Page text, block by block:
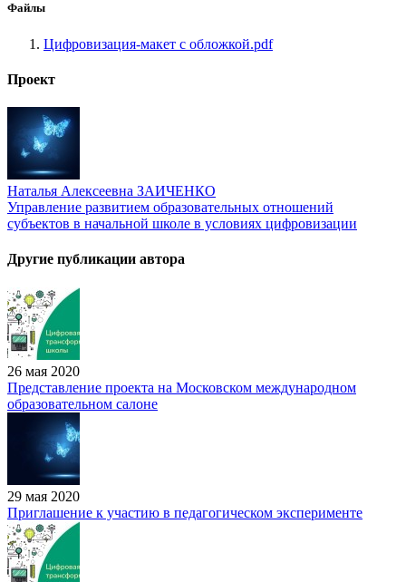
Файлы
Цифровизация-макет с обложкой.pdf
Проект
Наталья Алексеевна ЗАИЧЕНКО
Управление развитием образовательных отношений
субъектов в начальной школе в условиях цифровизации
Другие публикации автора
26 мая 2020
Представление проекта на Московском международном
образовательном салоне
29 мая 2020
Приглашение к участию в педагогическом эксперименте